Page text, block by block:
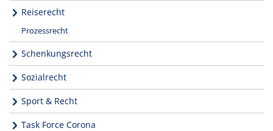
Reiserecht
Prozessrecht
Schenkungsrecht
Sozialrecht
Sport & Recht
Task Force Corona